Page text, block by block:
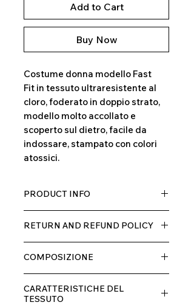
Add to Cart
Buy Now
Costume donna modello Fast
Fit in tessuto ultraresistente al
cloro, foderato in doppio strato,
modello molto accollato e
scoperto sul dietro, facile da
indossare, stampato con colori
atossici.
PRODUCT INFO
di elastane, molto comodo per chi lo
indossa grazia alla sua elastcità, in
doppio strato con fodera.
RETURN AND REFUND POLICY
entro 10 giorni dal ricevimento,
rimborseremo il cliente, escluse le
spese di spedizione, non appena
riceveremo la merce resa ed
COMPOSIZIONE
20% ELASTANE
CARATTERISTICHE DEL
TESSUTO